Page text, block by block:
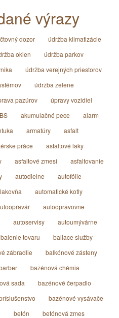
výrazy
dozor
údržba klimatizácie
okien
údržba parkov
údržba verejných priestorov
údržba zelene
pazúrov
úpravy vozidiel
akumulačné pece
alarm
armatúry
asfalt
práce
asfaltové laky
asfaltové zmesi
asfaltovanie
autodielne
autofólie
automatické kotly
autoopravovne
autoservisy
autoumývárne
balenie tovaru
baliace služby
zábradlie
balkónové zásteny
bazénová chémia
sada
bazénové čerpadlo
bazénové vysávače
betón betónová zmes